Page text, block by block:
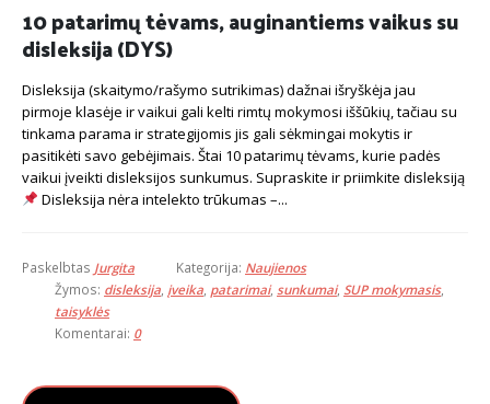
10 patarimų tėvams, auginantiems vaikus su
disleksija (DYS)
Disleksija (skaitymo/rašymo sutrikimas) dažnai išryškėja jau
pirmoje klasėje ir vaikui gali kelti rimtų mokymosi iššūkių, tačiau su
tinkama parama ir strategijomis jis gali sėkmingai mokytis ir
pasitikėti savo gebėjimais. Štai 10 patarimų tėvams, kurie padės
vaikui įveikti disleksijos sunkumus. Supraskite ir priimkite disleksiją
Disleksija nėra intelekto trūkumas –...
Paskelbtas Jurgita Kategorija: Naujienos
Žymos: disleksija įveika patarimai, sunkumai, SUP mokymasis,
taisyklės
Komentarai: 0